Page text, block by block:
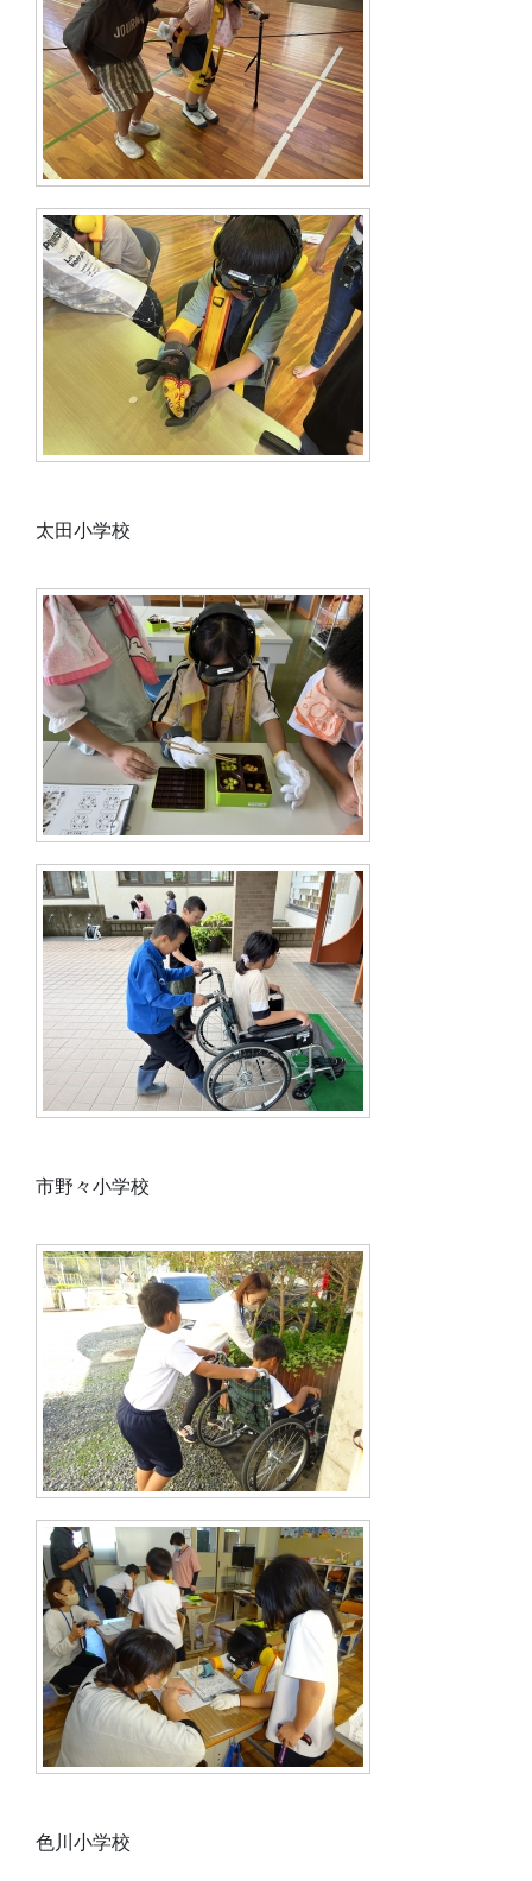
太田小学校
市野々小学校
色川小学校